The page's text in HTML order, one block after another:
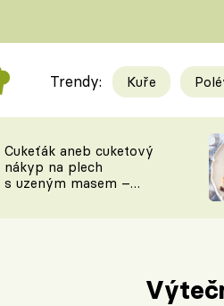
Videorecepty
TEĎ VAŘÍ ŠÉF!
Trendy: Kuře
Cukeťák aneb cuketový
nákyp na plech
s uzeným masem –